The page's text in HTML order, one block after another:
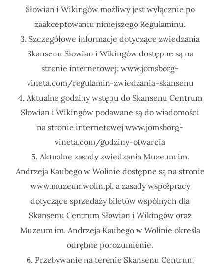
Słowian i Wikingów możliwy jest wyłącznie po
zaakceptowaniu niniejszego Regulaminu.
3. Szczegółowe informacje dotyczące zwiedzania
Skansenu Słowian i Wikingów dostępne są na
stronie internetowej: www.jomsborg-
vineta.com/regulamin-zwiedzania-skansenu
4. Aktualne godziny wstępu do Skansenu Centrum
Słowian i Wikingów podawane są do wiadomości
na stronie internetowej www.jomsborg-
vineta.com/godziny-otwarcia
5. Aktualne zasady zwiedzania Muzeum im.
Andrzeja Kaubego w Wolinie dostępne są na stronie
www.muzeumwolin.pl, a zasady współpracy
dotyczące sprzedaży biletów wspólnych dla
Skansenu Centrum Słowian i Wikingów oraz
Muzeum im. Andrzeja Kaubego w Wolinie określa
odrębne porozumienie.
6. Przebywanie na terenie Skansenu Centrum